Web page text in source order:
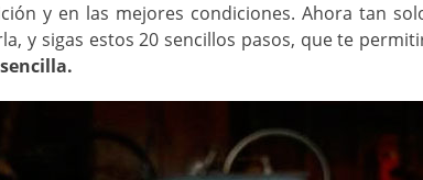
y en las mejores condiciones. Ahora tan
y sigas estos 20 sencillos pasos, que te